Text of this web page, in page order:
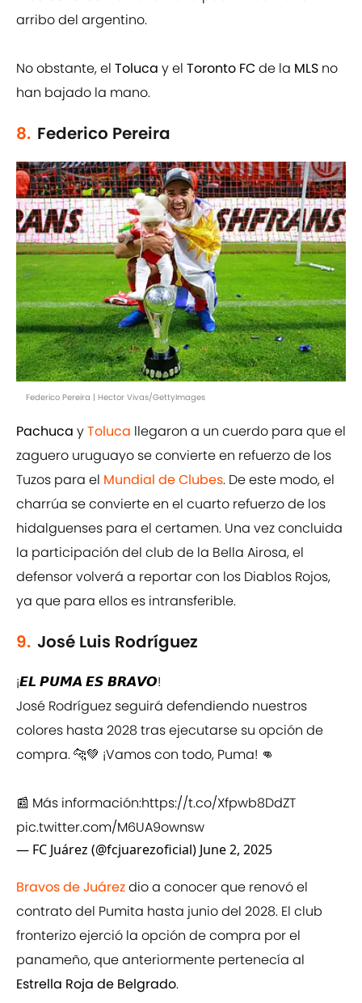
arribo del argentino.
No obstante, el Toluca y el Toronto FCde la MLS no
han bajado la mano.
8. Federico Pereira
Federico Pereira | Hector Vivas/GettyImages
Pachuca yToluca llegaron a un cuerdo para que el
zaguero uruguayo se convierte en refuerzo de los
Tuzos para el Mundial de Clubes. De este modo, el
charrúa se convierte en el cuarto refuerzo de los
hidalguenses para el certamen. Una vez concluida
la participación del club de la Bella Airosa, el
defensor volverá a reportar con los Diablos Rojos,
ya que para ellos es intransferible.
9. José Luis Rodríguez
¡𝙀𝙇 𝙋𝙐𝙈𝘼 𝙀𝙎 𝘽𝙍𝘼𝙑𝙊!
José Rodríguez seguirá defendiendo nuestros
colores hasta 2028 tras ejecutarse su opción de
compra. 🐆💚 ¡Vamos con todo, Puma! 👊
📰 Más información:https://t.co/Xfpwb8DdZT
pic.twitter.com/M6UA9ownsw
— FC Juárez (@fcjuarezoficial) June 2, 2025
Bravos de Juárezdio a conocer que renovó el
contrato del Pumita hasta junio del 2028. El club
fronterizo ejerció la opción de compra por el
panameño, que anteriormente pertenecía al
Estrella Roja de Belgrado.